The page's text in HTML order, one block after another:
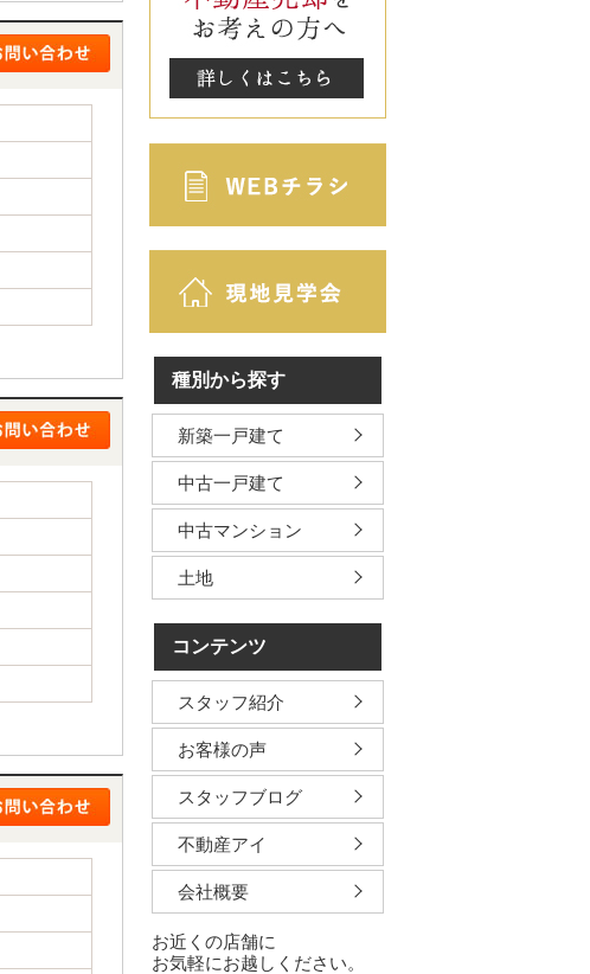
種別から探す
新築一戸建て
中古一戸建て
中古マンション
土地
コンテンツ
スタッフ紹介
お客様の声
スタッフブログ
不動産アイ
会社概要
お近くの店舗に
お気軽にお越しください。